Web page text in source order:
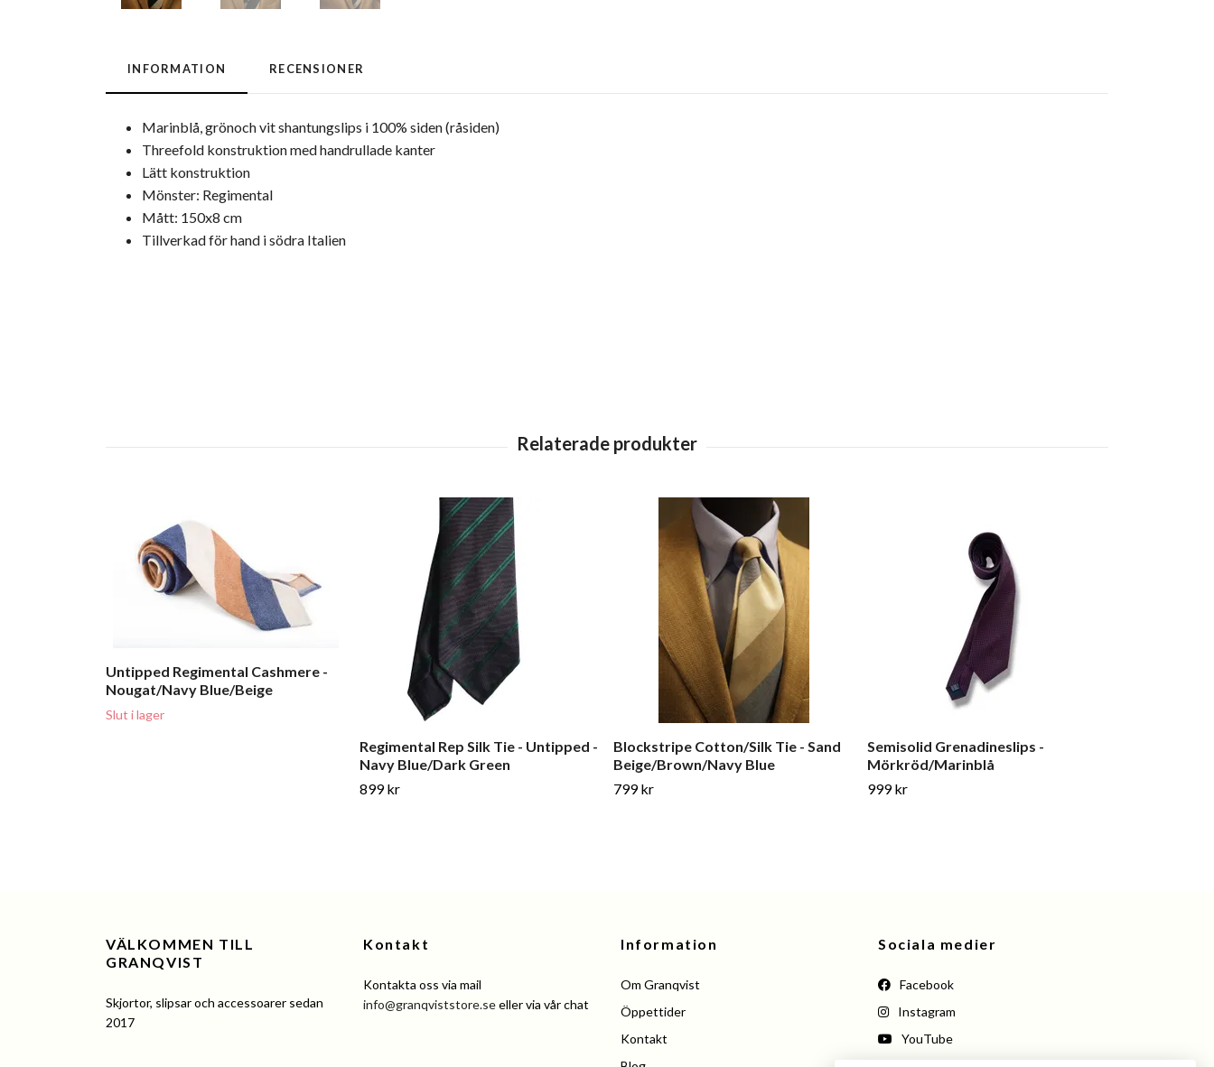
INFORMATION RECENSIONER
Marinblå, grönoch vit shantungslips i 100% siden (råsiden)
Threefold konstruktion med handrullade kanter
Lätt konstruktion
Mönster: Regimental
Mått: 150x8 cm
Tillverkad för hand i södra Italien
Untipped Regimental Cashmere -
Nougat/Navy Blue/Beige
Slut i lager
Regimental Rep Silk Tie - Untipped -
Navy Blue/Dark Green
899 kr
Blockstripe Cotton/Silk Tie - Sand
Beige/Brown/Navy Blue
799 kr
Semisolid Grenadineslips -
Mörkröd/Marinblå
999 kr
VÄLKOMMEN TILL
GRANQVIST
Skjortor, slipsar och accessoarer sedan
2017
Kontakt
Kontakta oss via mail
info@granqviststore.seeller via vår chat
Information
Om Granqvist
Öppettider
Kontakt
Sociala medier
Facebook
Instagram
YouTube